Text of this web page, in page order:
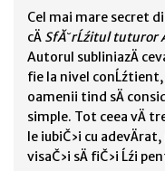
Cel mai mare secret
cÄ SfĂ˘rĹźitul tuturor
Autorul subliniazÄ
fie la nivel
oamenii tind sÄ
simple. Tot ceea vÄ
le iubiČ›i cu
visaČ›i sÄ fiČ›i Ĺźi